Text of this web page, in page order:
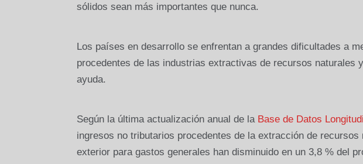
sólidos sean más importantes que nunca.
Los países en desarrollo se enfrentan a grandes dificultades a
procedentes de las industrias extractivas de recursos naturales
ayuda.
Según la última actualización anual de la Base de Datos
ingresos no tributarios procedentes de la extracción de
exterior para gastos generales han disminuido en un 3,8 % del